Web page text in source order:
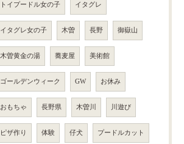
トイプードル女の子 イタグレ
イタグレ女の子 木曽 長野 御嶽山
木曽黄金の湯 蕎麦屋 美術館
ゴールデンウィーク GW お休み
おもちゃ 長野県 木曽川 川遊び
ピザ作り 体験 仔犬 プードルカット